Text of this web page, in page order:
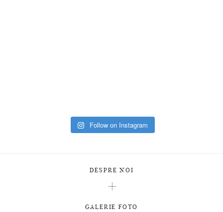
Follow on Instagram
DESPRE NOI
GALERIE FOTO